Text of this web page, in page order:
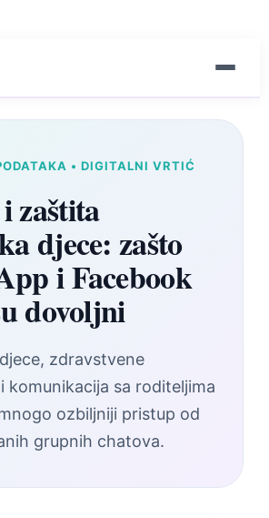
• DIGITALNI VRTIĆ
zaštita
djece: zašto
i Facebook
dovoljni
zdravstvene
komunikacija sa roditeljima
ozbiljniji pristup od
grupnih chatova.